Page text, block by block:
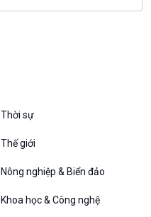
Thời sự
Thế giới
Nông nghiệp & Biển đảo
Khoa học & Công nghệ